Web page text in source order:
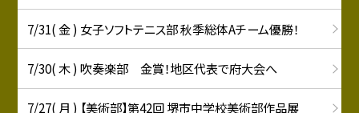
7/31( 金 ) 女子ソフトテニス部 秋季総体Aチーム優勝！
7/30( 木 ) 吹奏楽部 金賞！地区代表で府大会へ
7/27( 月 ) 【美術部】第42回 堺市中学校美術部作品展